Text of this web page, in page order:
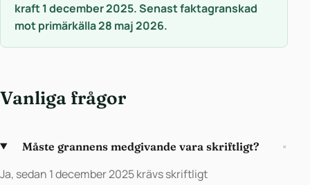
kraft 1 december 2025. Senast faktagranskad
mot primärkälla 28 maj 2026.
Vanliga frågor
Måste grannens medgivande vara skriftligt? +
Ja, sedan 1 december 2025 krävs skriftligt